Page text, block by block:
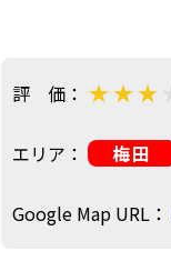
評 価：
エリア： 梅田
Google Map URL：